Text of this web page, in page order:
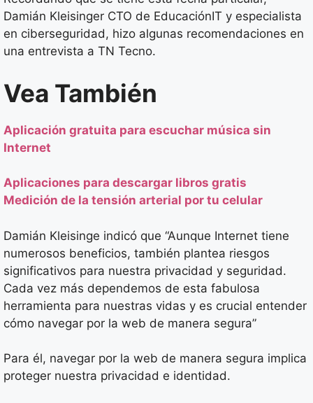
Damián Kleisinger CTO de EducaciónIT y especialista
en ciberseguridad, hizo algunas recomendaciones en
una entrevista a TN Tecno.
Vea También
Aplicación gratuita para escuchar música sin
Internet
Aplicaciones para descargar libros gratis
Medición de la tensión arterial por tu celular
Damián Kleisinge indicó que “Aunque Internet tiene
numerosos beneficios, también plantea riesgos
significativos para nuestra privacidad y seguridad.
Cada vez más dependemos de esta fabulosa
herramienta para nuestras vidas y es crucial entender
cómo navegar por la web de manera segura”
Para él, navegar por la web de manera segura implica
proteger nuestra privacidad e identidad.